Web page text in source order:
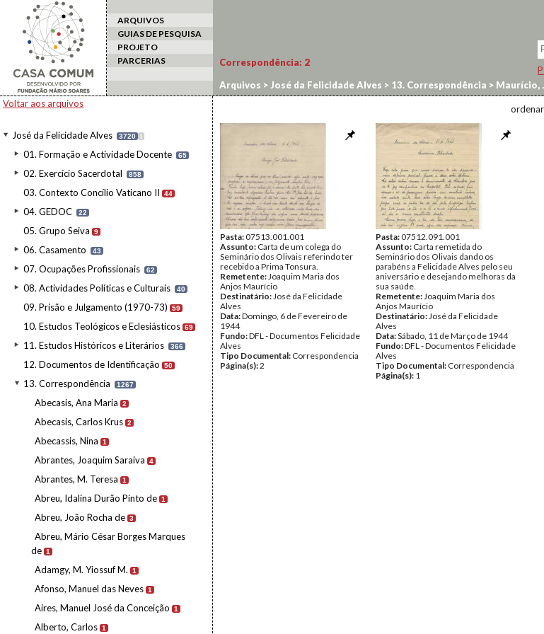
ARQUIVOS
GUIAS DE PESQUISA
PROJETO
PARCERIAS
Voltar aos arquivos
José da Felicidade Alves 3720 I
01. Formação e Actividade Docente 65
02. Exercício Sacerdotal 858
03. Contexto Concílio Vaticano II 44
04. GEDOC 22
05. Grupo Seiva 9
06. Casamento 43
07. Ocupações Profissionais 62
08. Actividades Políticas e Culturais 40
09. Prisão e Julgamento (1970-73) 59
10. Estudos Teológicos e Eclesiásticos 69
11. Estudos Históricos e Literários 366
12. Documentos de Identificação 50
13. Correspondência 1267
Abecasis, Ana Maria 2
Abecasis, Carlos Krus 2
Abecassis, Nina 1
Abrantes, Joaquim Saraiva 4
Abrantes, M. Teresa 1
Abreu, Idalina Durão Pinto de 1
Abreu, João Rocha de 3
Abreu, Mário César Borges Marques
de 1
Adamgy, M. Yiossuf M. 1
Afonso, Manuel das Neves 1
Aires, Manuel José da Conceição 1
Alberto, Carlos 1
Correspondência: 2
Arquivos > José da Felicidade Alves > 13. Correspondência > Maurício,
Pasta:07513.001.001
Assunto: Carta de um colega do
Seminário dos Olivais referindo ter
recebido a Prima Tonsura.
Remetente:Joaquim Maria dos
Anjos Maurício
Destinatário:José da Felicidade
Alves
Data:Domingo, 6 de Fevereiro de
1944
Fundo:DFL - Documentos Felicidade
Alves
Tipo Documental: Correspondencia
Página(s):2
Pasta:07512.091.001
Assunto: Carta remetida do
Seminário dos Olivais dando os
parabéns a Felicidade Alves pelo seu
aniversário e desejando melhoras da
sua saúde.
Remetente:Joaquim Maria dos
Anjos Maurício
Destinatário:José da Felicidade
Alves
Data:Sábado, 11 de Março de 1944
Fundo:DFL - Documentos Felicidade
Alves
Tipo Documental: Correspondencia
Página(s): 1